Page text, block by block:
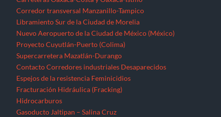
Corredor transversal Manzanillo-Tampico
Libramiento Sur de la Ciudad de Morelia
Nuevo Aeropuerto de la Ciudad de México (México)
Proyecto Cuyutlán-Puerto (Colima)
Supercarretera Mazatlán-Durango
Contacto Corredores industriales Desaparecidos
Espejos de la resistencia Feminicidios
Fracturación Hidráulica (Fracking)
Hidrocarburos
Gasoducto Jaltipan – Salina Cruz